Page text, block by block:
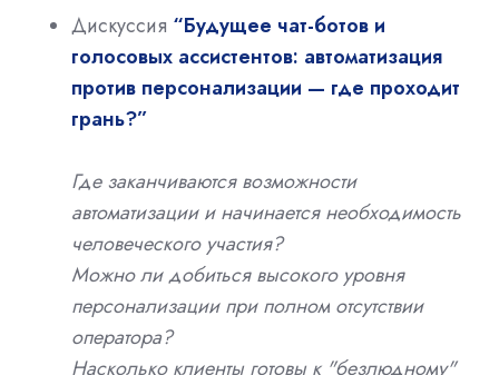
Дискуссия “Будущее чат-ботов и
голосовых ассистентов: автоматизация
против персонализации — где проходит
грань?”
Где заканчиваются возможности
автоматизации и начинается необходимость
человеческого участия?
Можно ли добиться высокого уровня
персонализации при полном отсутствии
оператора?
Насколько клиенты готовы к "безлюдному"